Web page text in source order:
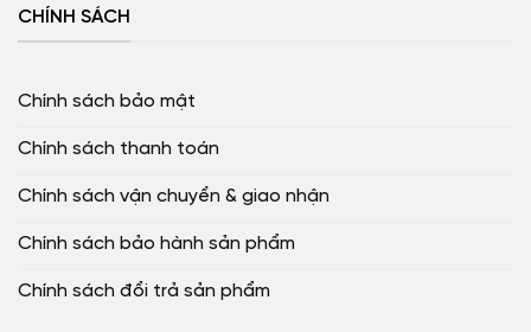
CHÍNH SÁCH
Chính sách bảo mật
Chính sách thanh toán
Chính sách vận chuyển & giao nhận
Chính sách bảo hành sản phẩm
Chính sách đổi trả sản phẩm